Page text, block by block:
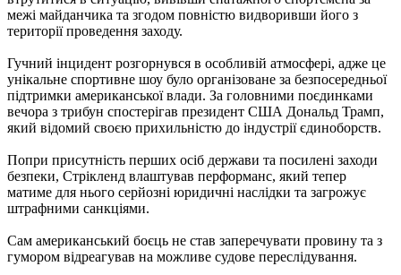
межі майданчика та згодом повністю видворивши його з
території проведення заходу.
Гучний інцидент розгорнувся в особливій атмосфері, адже це
унікальне спортивне шоу було організоване за безпосередньої
підтримки американської влади. За головними поєдинками
вечора з трибун спостерігав президент США Дональд Трамп,
який відомий своєю прихильністю до індустрії єдиноборств.
Попри присутність перших осіб держави та посилені заходи
безпеки, Стрікленд влаштував перформанс, який тепер
матиме для нього серйозні юридичні наслідки та загрожує
штрафними санкціями.
Сам американський боєць не став заперечувати провину та з
гумором відреагував на можливе судове переслідування.